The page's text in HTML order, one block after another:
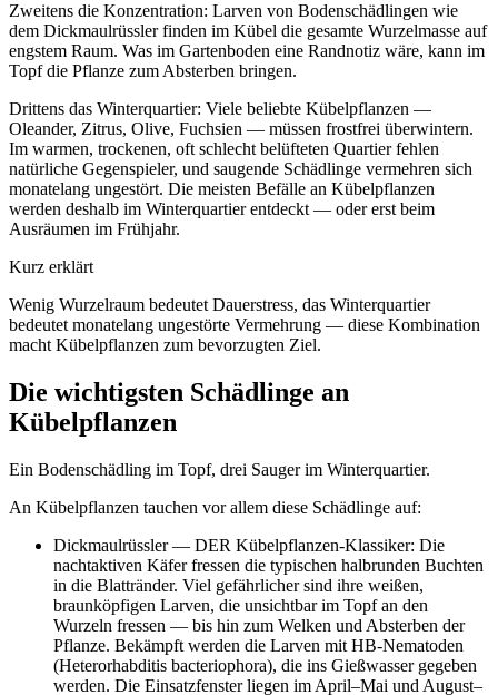
Zweitens die Konzentration: Larven von Bodenschädlingen wie
dem Dickmaulrüssler finden im Kübel die gesamte Wurzelmasse auf
engstem Raum. Was im Gartenboden eine Randnotiz wäre, kann im
Topf die Pflanze zum Absterben bringen.
Drittens das Winterquartier: Viele beliebte Kübelpflanzen —
Oleander, Zitrus, Olive, Fuchsien — müssen frostfrei überwintern.
Im warmen, trockenen, oft schlecht belüfteten Quartier fehlen
natürliche Gegenspieler, und saugende Schädlinge vermehren sich
monatelang ungestört. Die meisten Befälle an Kübelpflanzen
werden deshalb im Winterquartier entdeckt — oder erst beim
Ausräumen im Frühjahr.
Kurz erklärt
Wenig Wurzelraum bedeutet Dauerstress, das Winterquartier
bedeutet monatelang ungestörte Vermehrung — diese Kombination
macht Kübelpflanzen zum bevorzugten Ziel.
Die wichtigsten Schädlinge an
Kübelpflanzen
Ein Bodenschädling im Topf, drei Sauger im Winterquartier.
An Kübelpflanzen tauchen vor allem diese Schädlinge auf:
Dickmaulrüssler — DER Kübelpflanzen-Klassiker: Die
nachtaktiven Käfer fressen die typischen halbrunden Buchten
in die Blattränder. Viel gefährlicher sind ihre weißen,
braunköpfigen Larven, die unsichtbar im Topf an den
Wurzeln fressen — bis hin zum Welken und Absterben der
Pflanze. Bekämpft werden die Larven mit HB-Nematoden
(Heterorhabditis bacteriophora), die ins Gießwasser gegeben
werden. Die Einsatzfenster liegen im April–Mai und August–